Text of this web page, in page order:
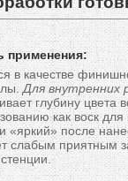
применения:
в качестве
Для внутренних
глубину цвета
как воск
«яркий» после
слабым приятным